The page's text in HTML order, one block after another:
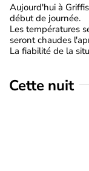
Aujourd'hui à
début de journée.
Les températures
seront chaudes
La fiabilité de la
Cette nuit